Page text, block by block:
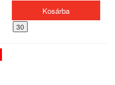
30